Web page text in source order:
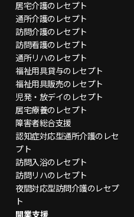
居宅介護のレセプト
通所介護のレセプト
訪問介護のレセプト
訪問看護のレセプト
通所リハのレセプト
福祉用具貸与のレセプト
福祉用具販売のレセプト
児発・放デイのレセプト
居宅療養のレセプト
障害者総合支援
認知症対応型通所介護のレセ
プト
訪問入浴のレセプト
訪問リハのレセプト
夜間対応型訪問介護のレセプ
ト
開業支援